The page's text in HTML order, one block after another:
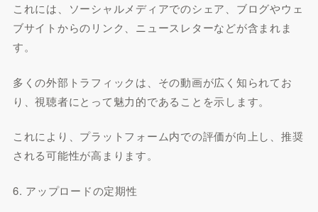
これには、ソーシャルメディアでのシェア、ブログやウェ
ブサイトからのリンク、ニュースレターなどが含まれま
す。
多くの外部トラフィックは、その動画が広く知られてお
り、視聴者にとって魅力的であることを示します。
これにより、プラットフォーム内での評価が向上し、推奨
される可能性が高まります。
6. アップロードの定期性